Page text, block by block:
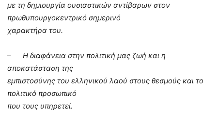
με τη δημιουργία ουσιαστικών αντίβαρων στον
πρωθυπουργοκεντρικό σημερινό
χαρακτήρα του.
– Η διαφάνεια στην πολιτική μας ζωή και η
αποκατάσταση της
εμπιστοσύνης του ελληνικού λαού στους θεσμούς και το
πολιτικό προσωπικό
που τους υπηρετεί.